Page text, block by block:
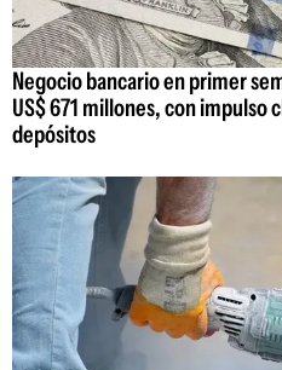
Negocio bancario en primer
US$ 671 millones, con impulso
depósitos